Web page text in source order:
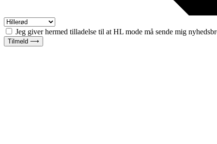
Jeg giver hermed tilladelse til at HL mode må sende mig
Tilmeld ⟶